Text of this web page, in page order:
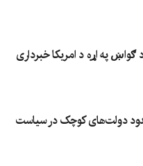
په اړه د امریکا خبرداری
دولت‌های کوچک در سیاست